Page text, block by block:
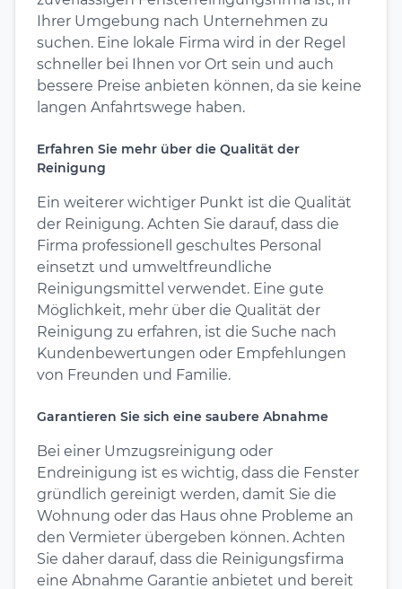
Ihrer Umgebung nach Unternehmen zu
suchen. Eine lokale Firma wird in der Regel
schneller bei Ihnen vor Ort sein und auch
bessere Preise anbieten können, da sie keine
langen Anfahrtswege haben.
Erfahren Sie mehr über die Qualität der
Reinigung
Ein weiterer wichtiger Punkt ist die Qualität
der Reinigung. Achten Sie darauf, dass die
Firma professionell geschultes Personal
einsetzt und umweltfreundliche
Reinigungsmittel verwendet. Eine gute
Möglichkeit, mehr über die Qualität der
Reinigung zu erfahren, ist die Suche nach
Kundenbewertungen oder Empfehlungen
von Freunden und Familie.
Garantieren Sie sich eine saubere Abnahme
Bei einer Umzugsreinigung oder
Endreinigung ist es wichtig, dass die Fenster
gründlich gereinigt werden, damit Sie die
Wohnung oder das Haus ohne Probleme an
den Vermieter übergeben können. Achten
Sie daher darauf, dass die Reinigungsfirma
eine Abnahme Garantie anbietet und bereit